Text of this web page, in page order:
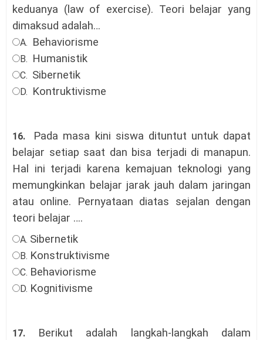
keduanya (law of exercise). Teori belajar yang
dimaksud adalah…
A. Behaviorisme
B. Humanistik
C. Sibernetik
D. Kontruktivisme
16.
Pada masa kini siswa dituntut untuk dapat
belajar setiap saat dan bisa terjadi di manapun.
Hal ini terjadi karena kemajuan teknologi yang
memungkinkan belajar jarak jauh dalam jaringan
atau online. Pernyataan diatas sejalan dengan
teori belajar ….
A. Sibernetik
B. Konstruktivisme
C. Behaviorisme
D. Kognitivisme
17.
Berikut adalah langkah-langkah dalam